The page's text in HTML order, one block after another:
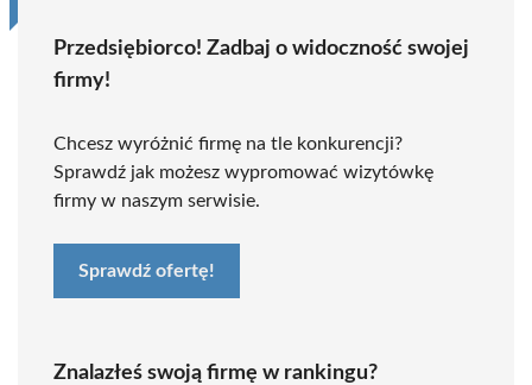
Przedsiębiorco! Zadbaj o widoczność swojej
firmy!
Chcesz wyróżnić firmę na tle konkurencji?
Sprawdź jak możesz wypromować wizytówkę
firmy w naszym serwisie.
Sprawdź ofertę!
Znalazłeś swoją firmę w rankingu?